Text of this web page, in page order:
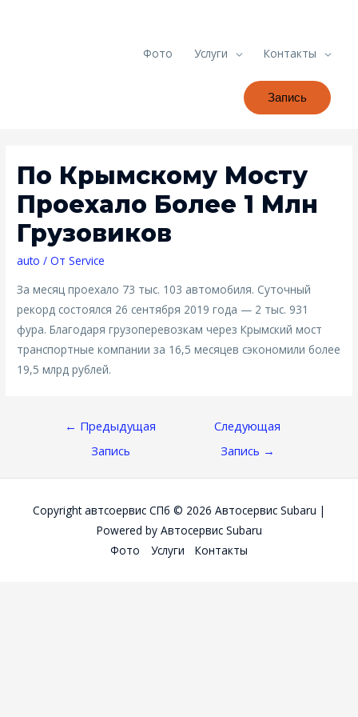
Фото Услуги Контакты
Запись
По Крымскому Мосту
Проехало Более 1 Млн
Грузовиков
auto / От Service
За месяц проехало 73 тыс. 103 автомобиля. Суточный
рекорд состоялся 26 сентября 2019 года — 2 тыс. 931
фура. Благодаря грузоперевозкам через Крымский мост
транспортные компании за 16,5 месяцев сэкономили более
19,5 млрд рублей.
Навигация
Записям
← Предыдущая
Запись
Следующая
Запись →
Copyright автсоервис СПб © 2026 Автосервис Subaru |
Powered by Автосервис Subaru
Фото
Услуги Контакты